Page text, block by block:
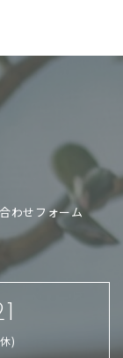
わせフォーム
)